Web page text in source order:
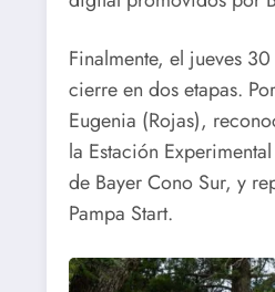
Finalmente, el jueves
cierre en dos etapas.
Eugenia (Rojas),
la Estación
de Bayer Cono Sur, y
Pampa Start.